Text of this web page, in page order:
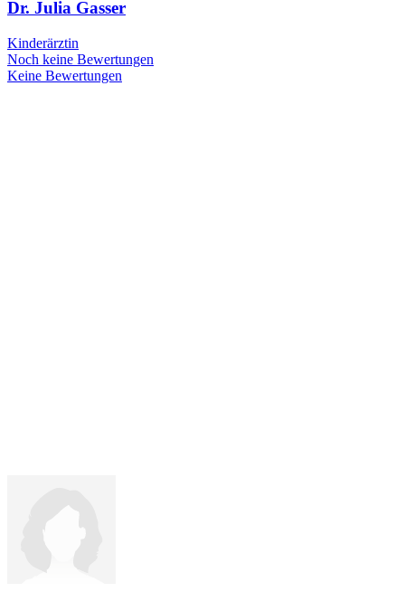
Dr. Julia Gasser
Kinderärztin
Noch keine Bewertungen
Keine Bewertungen